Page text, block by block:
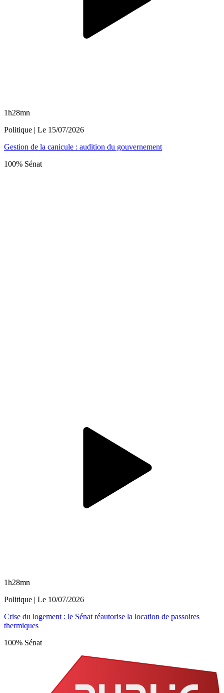
1h28mn
Politique | Le 15/07/2026
Gestion de la canicule : audition du gouvernement
100% Sénat
1h28mn
Politique | Le 10/07/2026
Crise du logement : le Sénat réautorise la location de passoires
thermiques
100% Sénat